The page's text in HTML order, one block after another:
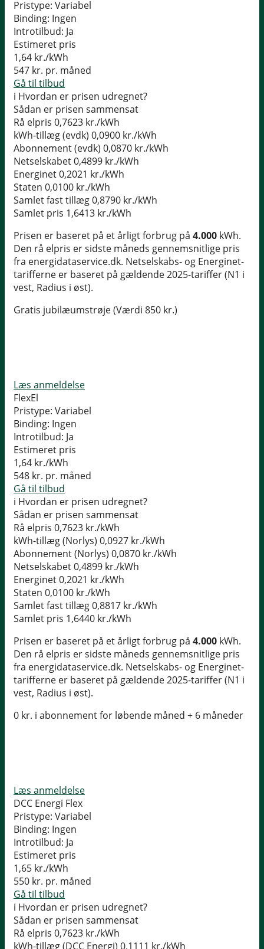
Pristype: Variabel
Binding: Ingen
Introtilbud: Ja
Estimeret pris
1,64 kr./kWh
547 kr. pr. måned
Gå til tilbud
i Hvordan er prisen udregnet?
Sådan er prisen sammensat
Rå elpris 0,7623 kr./kWh
kWh-tillæg (evdk) 0,0900 kr./kWh
Abonnement (evdk) 0,0870 kr./kWh
Netselskabet0,4899 kr./kWh
Energinet0,2021 kr./kWh
Staten 0,0100 kr./kWh
Samlet fast tillæg0,8790 kr./kWh
Samlet pris 1,6413 kr./kWh
Prisen er baseret på et årligt forbrug på 4.000 kWh.
Den rå elpris er sidste måneds gennemsnitlige pris
fra energidataservice.dk. Netselskabs- og Energinet-
tarifferne er baseret på gældende 2025-tariffer (N1 i
vest, Radius i øst).
Gratis jubilæumstrøje (Værdi 850 kr.)
Læs anmeldelse
FlexEl
Pristype: Variabel
Binding: Ingen
Introtilbud: Ja
Estimeret pris
1,64 kr./kWh
548 kr. pr. måned
Gå til tilbud
i Hvordan er prisen udregnet?
Sådan er prisen sammensat
Rå elpris 0,7623 kr./kWh
kWh-tillæg (Norlys) 0,0927 kr./kWh
Abonnement (Norlys) 0,0870 kr./kWh
Netselskabet0,4899 kr./kWh
Energinet0,2021 kr./kWh
Staten 0,0100 kr./kWh
Samlet fast tillæg0,8817 kr./kWh
Samlet pris 1,6440 kr./kWh
Prisen er baseret på et årligt forbrug på 4.000 kWh.
Den rå elpris er sidste måneds gennemsnitlige pris
fra energidataservice.dk. Netselskabs- og Energinet-
tarifferne er baseret på gældende 2025-tariffer (N1 i
vest, Radius i øst).
0 kr. i abonnement for løbende måned + 6 måneder
Læs anmeldelse
DCC Energi Flex
Pristype: Variabel
Binding: Ingen
Introtilbud: Ja
Estimeret pris
1,65 kr./kWh
550 kr. pr. måned
Gå til tilbud
i Hvordan er prisen udregnet?
Sådan er prisen sammensat
Rå elpris 0,7623 kr./kWh
kWh-tillæg (DCC Energi) 0,1111 kr./kWh